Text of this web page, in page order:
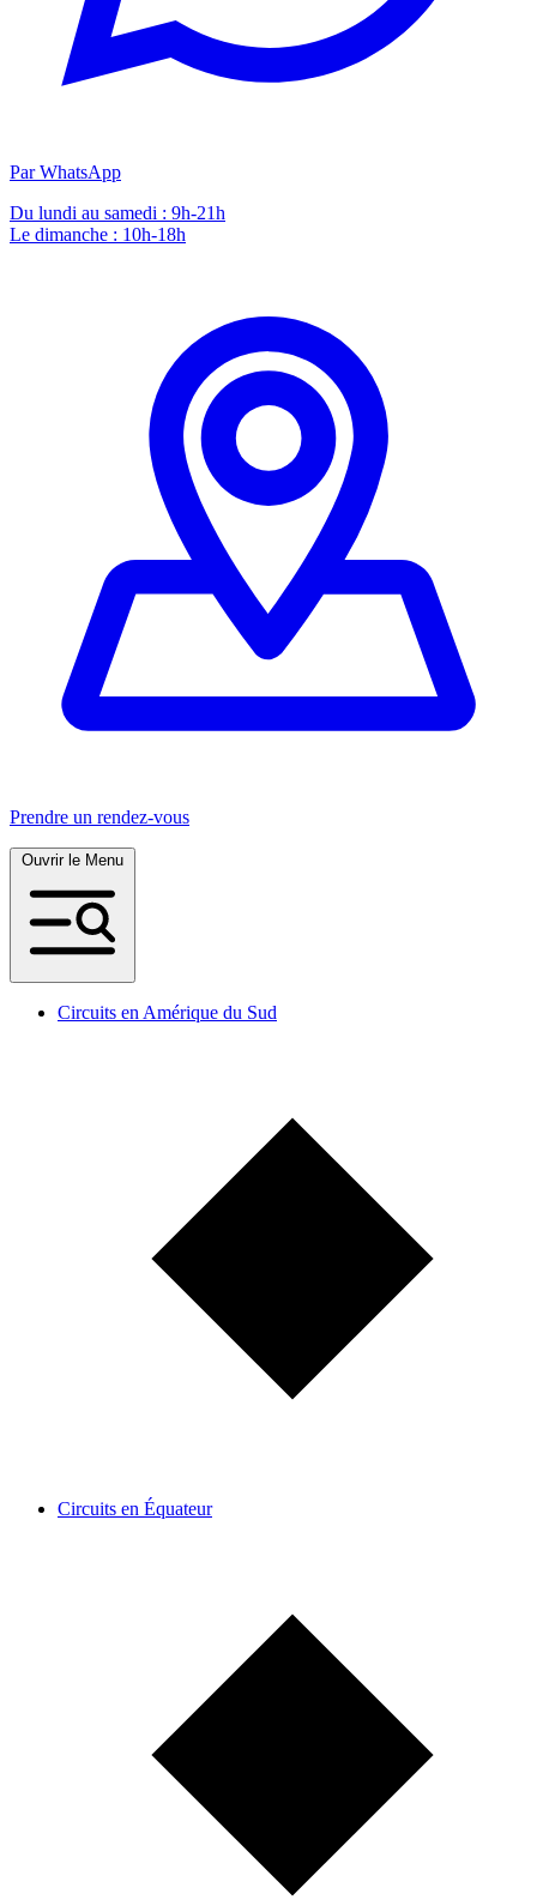
Par WhatsApp
Du lundi au samedi : 9h-21h
Le dimanche : 10h-18h
Prendre un rendez-vous
Circuits en Amérique du Sud
Circuits en Équateur